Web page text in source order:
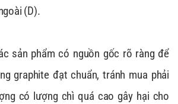
(D).
sản phẩm có nguồn gốc rõ ràng để
graphite đạt chuẩn, tránh mua phải
có lượng chì quá cao gây hại cho